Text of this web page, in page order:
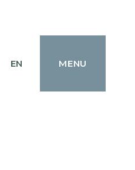
EN MENU